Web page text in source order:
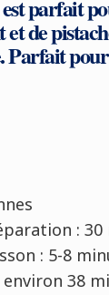
parfait
de
Parfait
: 30
: 5-8
38